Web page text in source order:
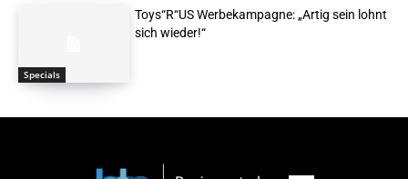
Specials
Toys“R“US Werbekampagne: „Artig sein lohnt
sich wieder!“